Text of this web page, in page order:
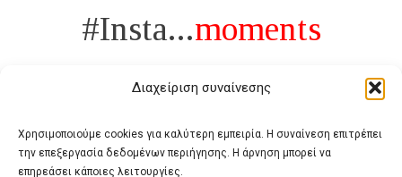
Διαχείριση συναίνεσης
Χρησιμοποιούμε cookies για καλύτερη εμπειρία. Η συναίνεση επιτρέπει
την επεξεργασία δεδομένων περιήγησης. Η άρνηση μπορεί να
επηρεάσει κάποιες λειτουργίες.
#Insta...moments
Πολυτέλεια δεν είναι το αντίθετο της ανέχειας, είναι το αντίθετο της